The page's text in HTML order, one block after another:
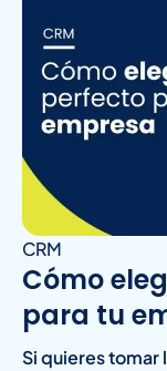
CRM
Cómo
para tu
Si quieres